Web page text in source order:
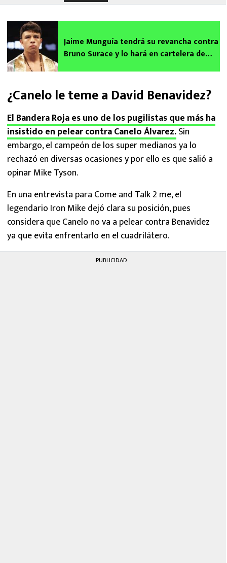
Jaime Munguía tendrá su revancha contra
Bruno Surace y lo hará en cartelera de
¿Canelo le teme a David Benavidez?
El Bandera Roja es uno de los pugilistas que más ha
insistido en pelear contra Canelo Álvarez.Sin
embargo, el campeón de los super medianos ya lo
rechazó en diversas ocasiones y por ello es que salió a
opinar Mike Tyson.
En una entrevista para Come and Talk 2 me, el
legendario Iron Mike dejó clara su posición, pues
considera que Canelo no va a pelear contra Benavidez
ya que evita enfrentarlo en el cuadrilátero.
PUBLICIDAD